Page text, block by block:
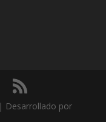
| Desarrollado por